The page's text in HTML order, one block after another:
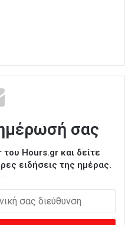
σας
Hours.gr και δείτε
ειδήσεις της ημέρας.